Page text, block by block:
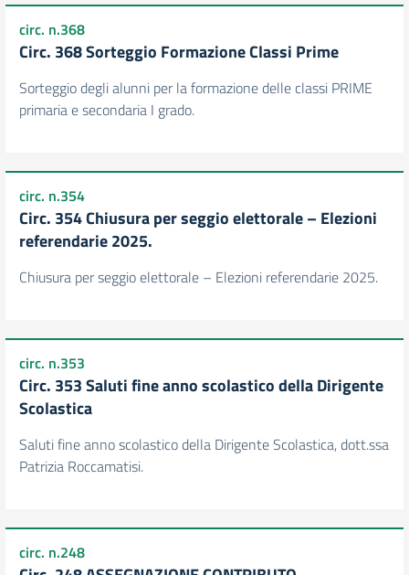
circ. n.368
Circ. 368 Sorteggio Formazione Classi Prime
Sorteggio degli alunni per la formazione delle classi PRIME
primaria e secondaria I grado.
circ. n.354
Circ. 354 Chiusura per seggio elettorale – Elezioni
referendarie 2025.
Chiusura per seggio elettorale – Elezioni referendarie 2025.
circ. n.353
Circ. 353 Saluti fine anno scolastico della Dirigente
Scolastica
Saluti fine anno scolastico della Dirigente Scolastica, dott.ssa
Patrizia Roccamatisi.
circ. n.248